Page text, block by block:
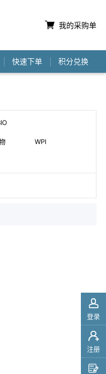
我的采购单
快速下单 积分兑换
WPI

登录

注册
